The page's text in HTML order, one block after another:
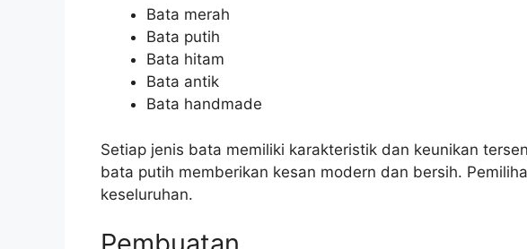
Bata merah
Bata putih
Bata hitam
Bata antik
Bata handmade
Setiap jenis bata memiliki karakteristik dan keunikan
bata putih memberikan kesan modern dan bersih.
keseluruhan.